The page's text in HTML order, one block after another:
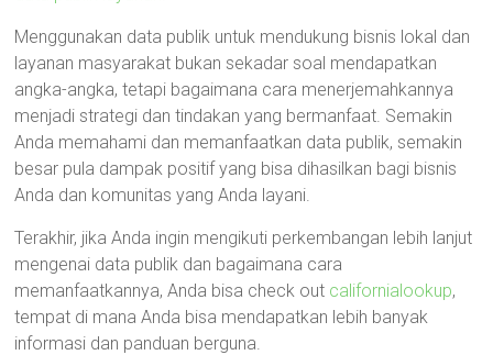
Menggunakan data publik untuk mendukung bisnis lokal dan
layanan masyarakat bukan sekadar soal mendapatkan
angka-angka, tetapi bagaimana cara menerjemahkannya
menjadi strategi dan tindakan yang bermanfaat. Semakin
Anda memahami dan memanfaatkan data publik, semakin
besar pula dampak positif yang bisa dihasilkan bagi bisnis
Anda dan komunitas yang Anda layani.
Terakhir, jika Anda ingin mengikuti perkembangan lebih lanjut
mengenai data publik dan bagaimana cara
memanfaatkannya, Anda bisa check out californialookup,
tempat di mana Anda bisa mendapatkan lebih banyak
informasi dan panduan berguna.